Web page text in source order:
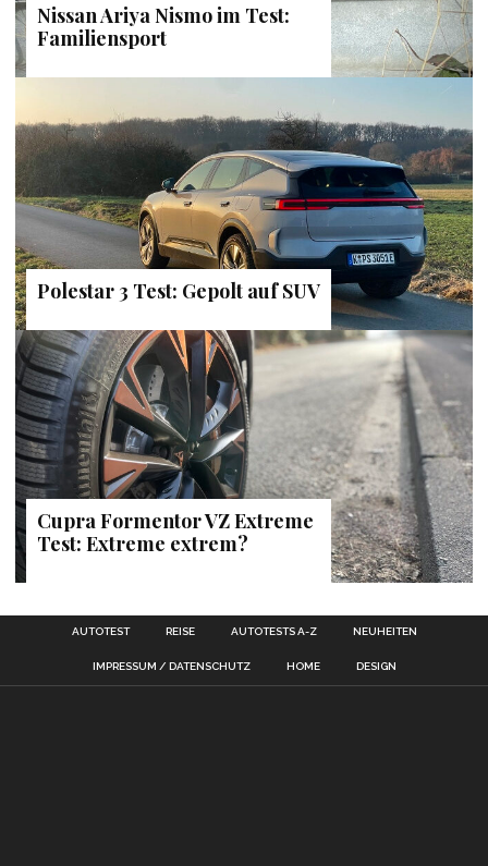
Nissan Ariya Nismo im Test:
Familiensport
Polestar 3 Test: Gepolt auf SUV
Cupra Formentor VZ Extreme
Test: Extreme extrem?
AUTOTEST REISE AUTOTESTS A-Z NEUHEITEN
IMPRESSUM / DATENSCHUTZ HOME DESIGN